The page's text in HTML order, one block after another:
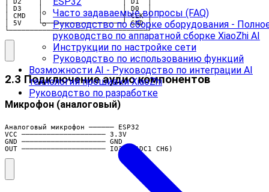
Часто задаваемые вопросы (FAQ)
Руководство по сборке оборудования -
руководство по аппаратной сборке XiaoZhi AI
Инструкции по настройке сети
Руководство по использованию функций
Возможности AI - Руководство по интеграции AI
технологий прошивки XiaoZhi
Руководство по разработке
│ D3    │                   │ D0  │
│ CMD   │                   │ CLK │
│ 5V    └───────────────────┘ GND │
└─────────────────────────────────┘
2.3 Подключение аудио компонентов
Микрофон (аналоговый)
Аналоговый микрофон ────── ESP32
VCC ──────────────────── 3.3V
GND ──────────────────── GND
OUT ──────────────────── IO34 (ADC1_CH6)